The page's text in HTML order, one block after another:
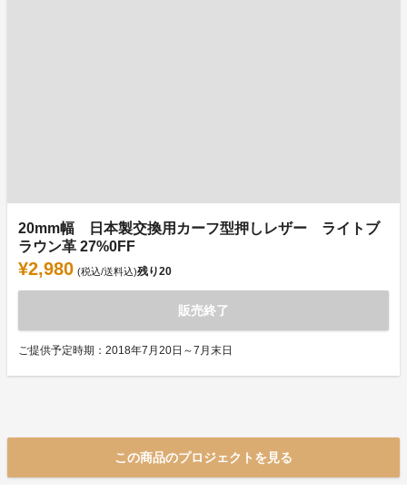
20mm幅 日本製交換用カーフ型押しレザー ライトブ
ラウン革 27%0FF
¥2,980 (税込/送料込)残り20
販売終了
ご提供予定時期：2018年7月20日～7月末日
この商品のプロジェクトを見る